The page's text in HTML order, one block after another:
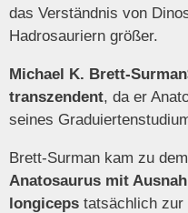
das Verständnis von
Hadrosauriern größer.
Michael K. Brett-
transzendent, da er
seines
Brett-Surman kam zu
Anatosaurus mit
longiceps tatsächlich zur